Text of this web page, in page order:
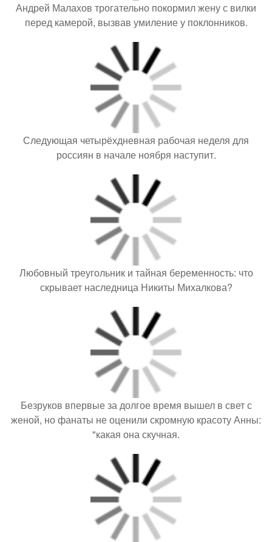
Андрей Малахов трогательно покормил жену с вилки
перед камерой, вызвав умиление у поклонников.
Следующая четырёхдневная рабочая неделя для
россиян в начале ноября наступит.
Любовный треугольник и тайная беременность: что
скрывает наследница Никиты Михалкова?
Безруков впервые за долгое время вышел в свет с
женой, но фанаты не оценили скромную красоту Анны:
"какая она скучная.